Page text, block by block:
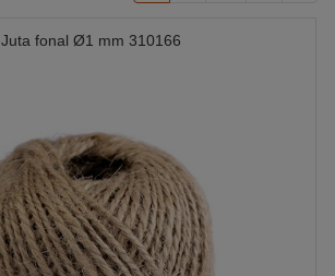
Juta fonal Ø1 mm 310166